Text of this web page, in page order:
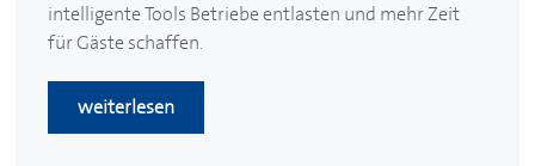
intelligente Tools Betriebe entlasten und mehr Zeit
für Gäste schaffen.
weiterlesen